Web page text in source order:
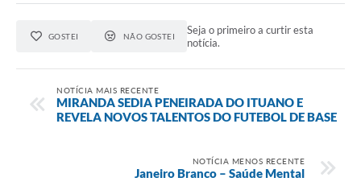
GOSTEI NÃO GOSTEI
Seja o primeiro a curtir esta
notícia.
NOTÍCIA MAIS RECENTE
MIRANDA SEDIA PENEIRADA DO ITUANO E
REVELA NOVOS TALENTOS DO FUTEBOL DE BASE
NOTÍCIA MENOS RECENTE
Janeiro Branco – Saúde Mental